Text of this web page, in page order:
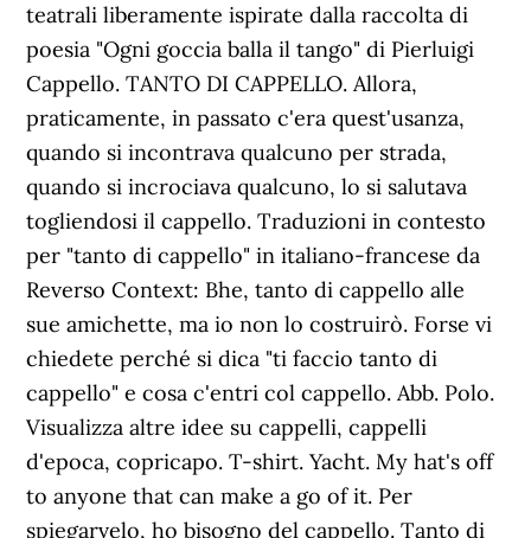
teatrali liberamente ispirate dalla raccolta di
poesia "Ogni goccia balla il tango" di Pierluigi
Cappello. TANTO DI CAPPELLO. Allora,
praticamente, in passato c'era quest'usanza,
quando si incontrava qualcuno per strada,
quando si incrociava qualcuno, lo si salutava
togliendosi il cappello. Traduzioni in contesto
per "tanto di cappello" in italiano-francese da
Reverso Context: Bhe, tanto di cappello alle
sue amichette, ma io non lo costruirò. Forse vi
chiedete perché si dica "ti faccio tanto di
cappello" e cosa c'entri col cappello. Abb. Polo.
Visualizza altre idee su cappelli, cappelli
d'epoca, copricapo. T-shirt. Yacht. My hat's off
to anyone that can make a go of it. Per
spiegarvelo, ho bisogno del cappello. Tanto di